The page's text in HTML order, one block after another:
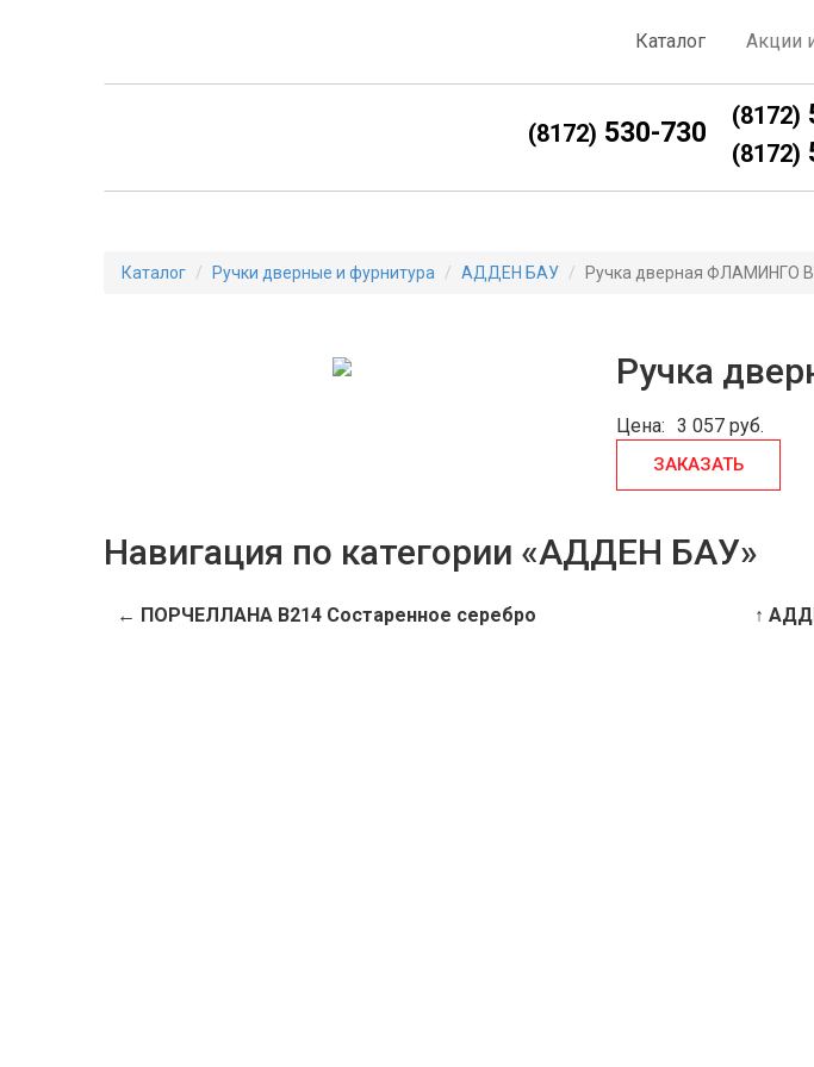
Каталог Акции
(8172) 530-730
(8172)
(8172)
Каталог Ручки дверные и фурнитура АДДЕН БАУ Ручка дверная ФЛАМИНГО
Ручка
Цена: 3 057 руб.
ЗАКАЗАТЬ
Навигация по категории «АДДЕН БАУ»
← ПОРЧЕЛЛАНА В214 Состаренное серебро ↑